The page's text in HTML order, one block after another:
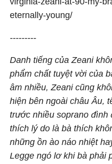
eternally-young/
---------
Danh tiếng của Zeani
phẩm chất tuyệt vời của
âm nhiều, Zeani cũng
hiện bên ngoài châu Âu,
trước nhiều soprano đình
thích lý do là bà thích
những ồn ào náo nhiệt
Legge ngó lơ khi bà phải